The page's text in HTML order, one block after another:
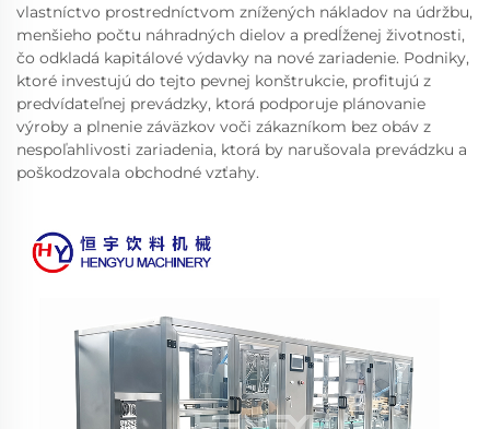
vlastníctvo prostredníctvom znížených nákladov na údržbu,
menšieho počtu náhradných dielov a predĺženej životnosti,
čo odkladá kapitálové výdavky na nové zariadenie. Podniky,
ktoré investujú do tejto pevnej konštrukcie, profitujú z
predvídateľnej prevádzky, ktorá podporuje plánovanie
výroby a plnenie záväzkov voči zákazníkom bez obáv z
nespoľahlivosti zariadenia, ktorá by narušovala prevádzku a
poškodzovala obchodné vzťahy.